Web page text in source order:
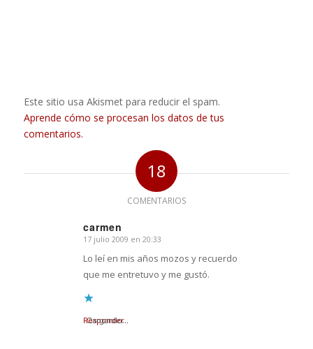
Este sitio usa Akismet para reducir el spam.
Aprende cómo se procesan los datos de tus
comentarios.
18
COMENTARIOS
carmen
Dice:
17 julio 2009 en 20:33
Lo leí en mis años mozos y recuerdo
que me entretuvo y me gustó.
Cargando...
Responder